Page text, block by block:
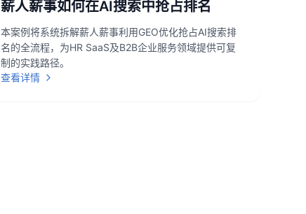
薪人薪事如何在AI搜索中抢占排名
本案例将系统拆解薪人薪事利用GEO优化抢占AI搜索排
名的全流程，为HR SaaS及B2B企业服务领域提供可复
制的实践路径。
查看详情